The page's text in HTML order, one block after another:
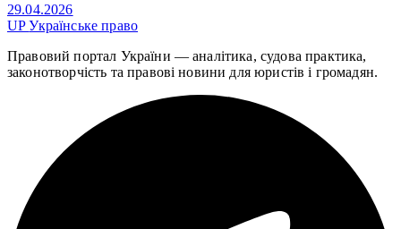
29.04.2026
UPУкраїнське право
Правовий портал України — аналітика, судова практика,
законотворчість та правові новини для юристів і громадян.